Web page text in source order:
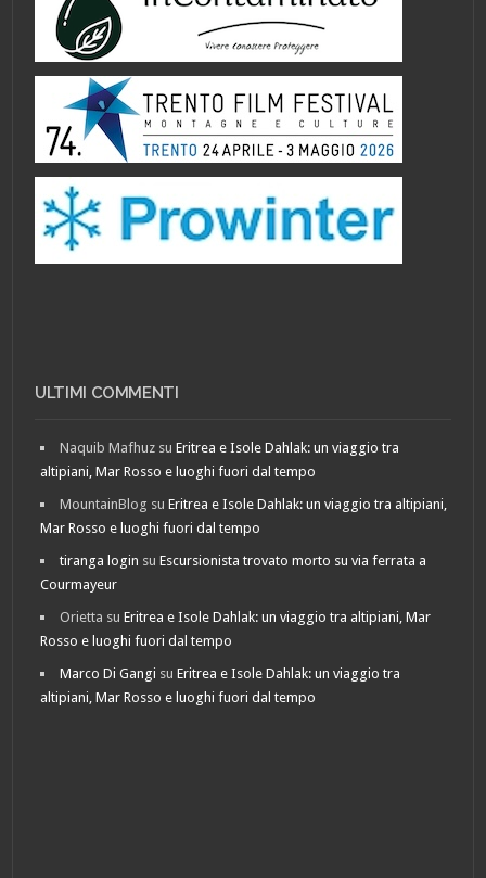
ULTIMI COMMENTI
Naquib Mafhuz suEritrea e Isole Dahlak: un viaggio tra
altipiani, Mar Rosso e luoghi fuori dal tempo
MountainBlog suEritrea e Isole Dahlak: un viaggio tra altipiani,
Mar Rosso e luoghi fuori dal tempo
tiranga login suEscursionista trovato morto su via ferrata a
Courmayeur
Orietta suEritrea e Isole Dahlak: un viaggio tra altipiani, Mar
Rosso e luoghi fuori dal tempo
Marco Di Gangi suEritrea e Isole Dahlak: un viaggio tra
altipiani, Mar Rosso e luoghi fuori dal tempo